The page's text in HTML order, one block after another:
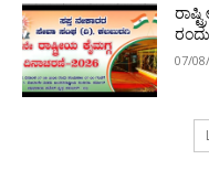
07/